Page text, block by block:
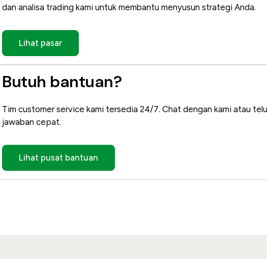
dan analisa trading kami untuk membantu menyusun strategi Anda.
Lihat pasar
Butuh bantuan?
Tim customer service kami tersedia 24/7. Chat dengan kami atau
jawaban cepat.
Lihat pusat bantuan